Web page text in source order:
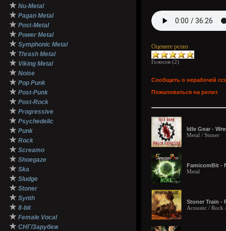
★ Nu-Metal
★ Pagan Metal
★ Post-Metal
★ Power Metal
★ Symphonic Metal
★ Thrash Metal
★ Viking Metal
★ Noise
★ Pop Punk
★ Post-Punk
★ Post-Rock
★ Progressive
★ Psychedelic
★ Punk
★ Rock
★ Screamo
★ Shoegaze
★ Ska
★ Sludge
★ Stoner
★ Synth
★ 8-bit
★ Female Vocal
★ СНГ/Зарубеж
Оцените релиз
Голосов (2)
Сообщить о нерабочей
Пожаловаться на релиз
Idle Gear -
Metal / Stoner
FamicomBit -
Metal
Stoner Train -
Acoustic / Rock